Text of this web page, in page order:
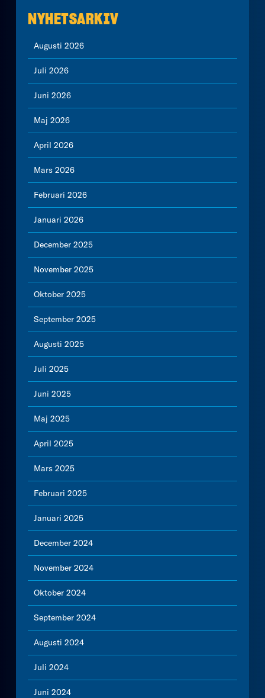
NYHETSARKIV
Augusti 2026
Juli 2026
Juni 2026
Maj 2026
April 2026
Mars 2026
Februari 2026
Januari 2026
December 2025
November 2025
Oktober 2025
September 2025
Augusti 2025
Juli 2025
Juni 2025
Maj 2025
April 2025
Mars 2025
Februari 2025
Januari 2025
December 2024
November 2024
Oktober 2024
September 2024
Augusti 2024
Juli 2024
Juni 2024